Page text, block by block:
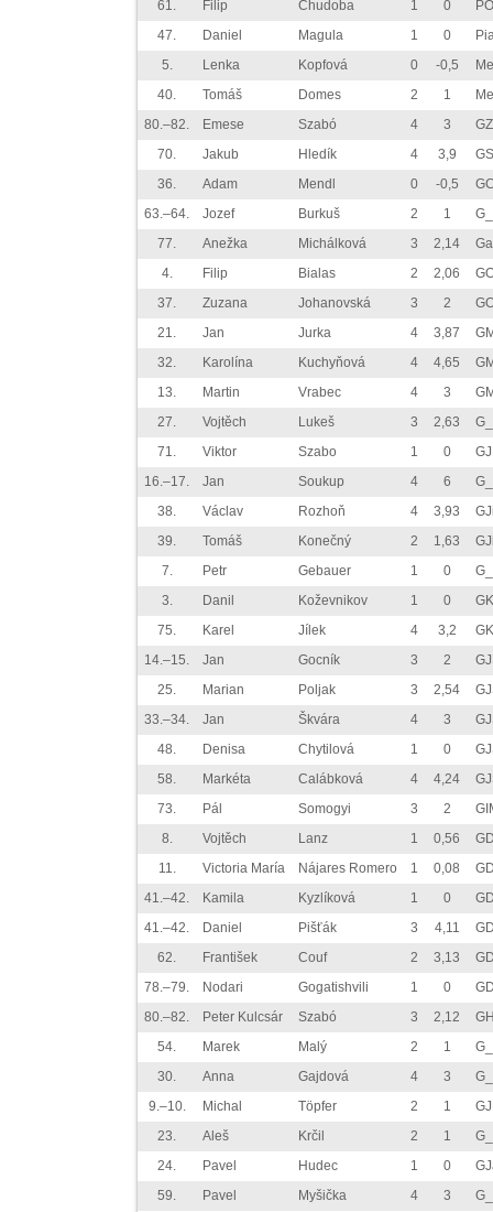
61.
Filip Chudoba 1 0
47.
Daniel Magula 1 0
5.
Lenka Kopfová 0 -0,5
40.
Tomáš Domes 2 1
80.–82.
Emese Szabó 4 3
70.
Jakub Hledík 4 3,9
36.
Adam Mendl 0 -0,5
63.–64.
Jozef Burkuš 2 1
77.
Anežka Michálková 3 2,14
4.
Filip Bialas 2 2,06
37.
Zuzana Johanovská 3 2
21.
Jan Jurka 4 3,87
32.
Karolína Kuchyňová 4 4,65
13.
Martin Vrabec 4 3
27.
Vojtěch Lukeš 3 2,63
71.
Viktor Szabo 1 0
16.–17.
Jan Soukup 4 6
38.
Václav Rozhoň 4 3,93
39.
Tomáš Konečný 2 1,63
7.
Petr Gebauer 1 0
3.
Danil Koževnikov 1 0
75.
Karel Jílek 4 3,2
14.–15.
Jan Gocník 3 2
25.
Marian Poljak 3 2,54
33.–34.
Jan Škvára 4 3
48.
Denisa Chytilová 1 0
58.
Markéta Calábková 4 4,24
73.
Pál Somogyi 3 2
8.
Vojtěch Lanz 1 0,56
11.
Victoria María Nájares Romero 1 0,08
41.–42.
Kamila Kyzlíková 1 0
41.–42.
Daniel Pišťák 3 4,11
62.
František Couf 2 3,13
78.–79.
Nodari Gogatishvili 1 0
80.–82.
Peter Kulcsár Szabó 3 2,12
54.
Marek Malý 2 1
30.
Anna Gajdová 4 3
9.–10.
Michal Töpfer 2 1
23.
Aleš Krčil 2 1
24.
Pavel Hudec 1 0
59.
Pavel Myšička 4 3